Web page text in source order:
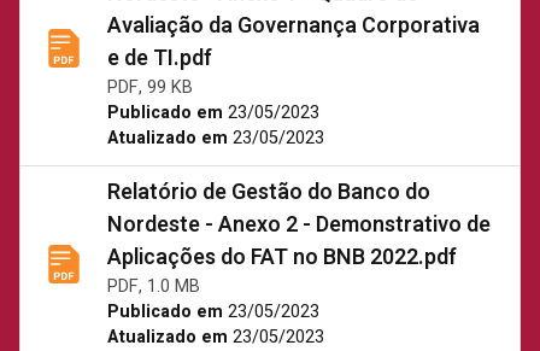
Avaliação da Governança Corporativa
e de TI.pdf
PDF, 99 KB
Publicado em 23/05/2023
Atualizado em 23/05/2023
Relatório de Gestão do Banco do
Nordeste - Anexo 2 - Demonstrativo de
Aplicações do FAT no BNB 2022.pdf
PDF, 1.0 MB
Publicado em 23/05/2023
Atualizado em 23/05/2023